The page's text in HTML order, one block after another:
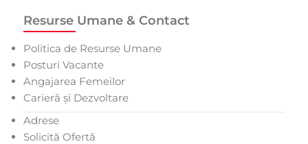
Resurse Umane & Contact
Politica de Resurse Umane
Posturi Vacante
Angajarea Femeilor
Carieră și Dezvoltare
Adrese
Solicită Ofertă